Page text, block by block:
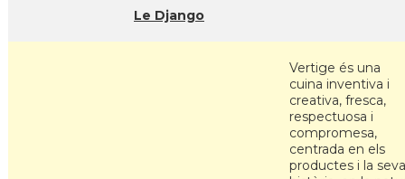
Le Django
Vertige és una
cuina inventiva i
creativa, fresca,
respectuosa i
compromesa,
centrada en els
productes i la seva